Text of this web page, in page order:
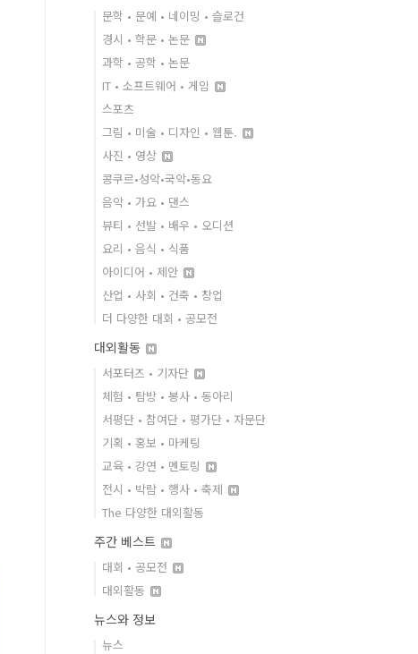
문학 • 문예 • 네이밍 • 슬로건
경시 • 학문 • 논문
과학 • 공학 • 논문
IT • 소프트웨어 • 게임
스포츠
그림 • 미술 • 디자인 • 웹툰.
사진 • 영상
콩쿠르•성악•국악•동요
음악 • 가요 • 댄스
뷰티 • 선발 • 배우 • 오디션
요리 • 음식 • 식품
아이디어 • 제안
산업 • 사회 • 건축 • 창업
더 다양한 대회 • 공모전
대외활동
서포터즈 • 기자단
체험 • 탐방 • 봉사 • 동아리
서평단 • 참여단 • 평가단 • 자문단
기획 • 홍보 • 마케팅
교육 • 강연 • 멘토링
전시 • 박람 • 행사 • 축제
The 다양한 대외활동
주간 베스트
대회 • 공모전
대외활동
뉴스와 정보
뉴스